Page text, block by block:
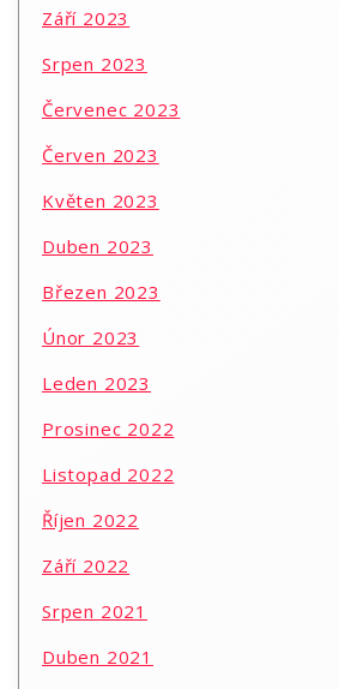
Září 2023
Srpen 2023
Červenec 2023
Červen 2023
Květen 2023
Duben 2023
Březen 2023
Únor 2023
Leden 2023
Prosinec 2022
Listopad 2022
Říjen 2022
Září 2022
Srpen 2021
Duben 2021